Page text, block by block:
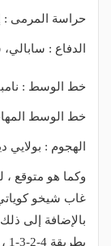
حراسة المرمى :
الدفاع :
خط الوسط :
خط الوسط
الهجوم : بولايي
وكما هو متوقع ،
غاب شيخو كوياتي
بالإضافة إلى